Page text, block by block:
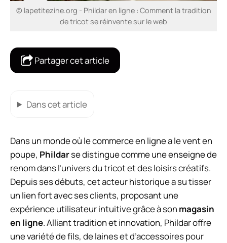
© lapetitezine.org - Phildar en ligne : Comment la tradition
de tricot se réinvente sur le web
Partager cet article
Dans cet article
Dans un monde où le commerce en ligne a le vent en
poupe, Phildarse distingue comme une enseigne de
renom dans l’univers du tricot et des loisirs créatifs.
Depuis ses débuts, cet acteur historique a su tisser
un lien fort avec ses clients, proposant une
expérience utilisateur intuitive grâce à son magasin
en ligne. Alliant tradition et innovation, Phildar offre
une variété de fils, de laines et d’accessoires pour